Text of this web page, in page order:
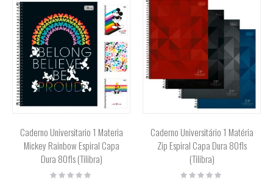
Caderno Universitario 1 Materia
Mickey Rainbow Espiral Capa
Dura 80fls (Tilibra)
Rating:
Caderno Universitário 1 Matéria
Zip Espiral Capa Dura 80fls
(Tilibra)
Rating: